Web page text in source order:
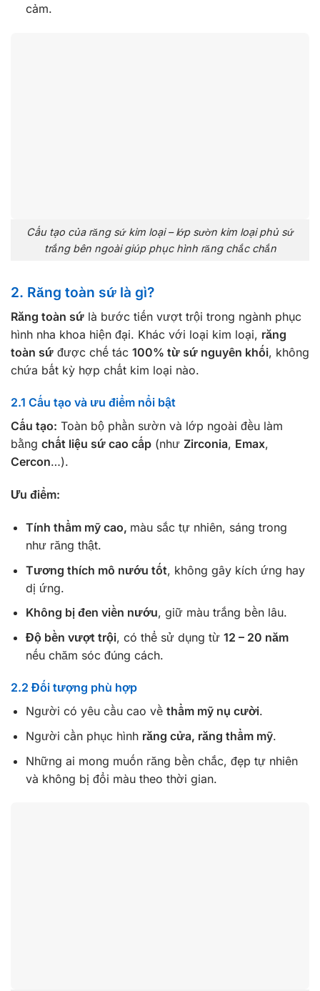
cảm.
Cấu tạo của răng sứ kim loại – lớp sườn kim loại phủ sứ
trắng bên ngoài giúp phục hình răng chắc chắn
2. Răng toàn sứ là gì?
Răng toàn sứ là bước tiến vượt trội trong ngành phục
hình nha khoa hiện đại. Khác với loại kim loại, răng
toàn sứ được chế tác 100% từ sứ nguyên khối, không
chứa bất kỳ hợp chất kim loại nào.
2.1 Cấu tạo và ưu điểm nổi bật
Cấu tạo: Toàn bộ phần sườn và lớp ngoài đều làm
bằng chất liệu sứ cao cấp (như Zirconia, Emax,
Cercon…).
Ưu điểm:
Tính thẩm mỹ cao, màu sắc tự nhiên, sáng trong
như răng thật.
Tương thích mô nướu tốt, không gây kích ứng hay
dị ứng.
Không bị đen viền nướu, giữ màu trắng bền lâu.
Độ bền vượt trội, có thể sử dụng từ 12 – 20 năm
nếu chăm sóc đúng cách.
2.2 Đối tượng phù hợp
Người có yêu cầu cao về thẩm mỹ nụ cười.
Người cần phục hình răng cửa, răng thẩm mỹ.
Những ai mong muốn răng bền chắc, đẹp tự nhiên
và không bị đổi màu theo thời gian.